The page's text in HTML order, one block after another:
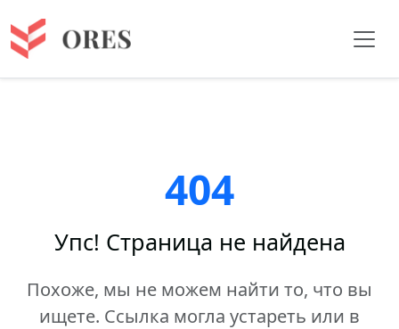
404
Упс! Страница не найдена
Похоже, мы не можем найти то, что вы
ищете. Ссылка могла устареть или в